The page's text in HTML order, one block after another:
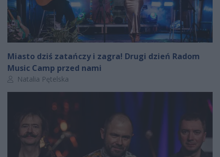
Miasto dziś zatańczy i zagra! Drugi dzień Radom
Music Camp przed nami
Autor artykułu:
Natalia Pętelska